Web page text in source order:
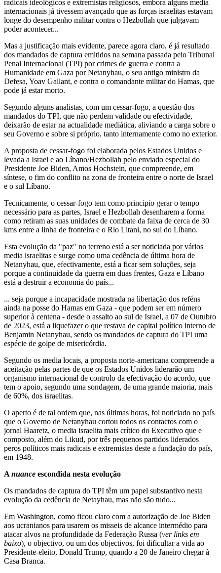
radicais ideológicos e extremistas religiosos, embora alguns media
internacionais já tivessem avançado que as forças israelitas estavam
longe do desempenho militar contra o Hezbollah que julgavam
poder acontecer...
Mas a justificação mais evidente, parece agora claro, é já resultado
dos mandados de captura emitidos na semana passada pelo Tribunal
Penal Internacional (TPI) por crimes de guerra e contra a
Humanidade em Gaza por Netanyhau, o seu antigo ministro da
Defesa, Yoav Gallant, e contra o comandante militar do Hamas, que
pode já estar morto.
Segundo alguns analistas, com um cessar-fogo, a questão dos
mandados do TPI, que não perdem validade ou efectividade,
deixarão de estar na actualidade mediática, aliviando a carga sobre o
seu Governo e sobre si próprio, tanto internamente como no exterior.
A proposta de cessar-fogo foi elaborada pelos Estados Unidos e
levada a Israel e ao Líbano/Hezbollah pelo enviado especial do
Presidente Joe Biden, Amos Hochstein, que compreende, em
síntese, o fim do conflito na zona de fronteira entre o norte de Israel
e o sul Líbano.
Tecnicamente, o cessar-fogo tem como princípio gerar o tempo
necessário para as partes, Israel e Hezbollah desenharem a forma
como retiram as suas unidades de combate da faixa de cerca de 30
kms entre a linha de fronteira e o Rio Litani, no sul do Líbano.
Esta evolução da "paz" no terreno está a ser noticiada por vários
media israelitas e surge como uma cedência de última hora de
Netanyhau, que, efectivamente, está a ficar sem soluções, seja
porque a continuidade da guerra em duas frentes, Gaza e Líbano
está a destruir a economia do país...
... seja porque a incapacidade mostrada na libertação dos reféns
ainda na posse do Hamas em Gaza - que podem ser em número
superior à centena - desde o assalto ao sul de Israel, a 07 de Outubro
de 2023, está a liquefazer o que restava de capital político interno de
Benjamin Netanyhau, sendo os mandados de captura do TPI uma
espécie de golpe de misericórdia.
Segundo os media locais, a proposta norte-americana compreende a
aceitação pelas partes de que os Estados Unidos liderarão um
organismo internacional de controlo da efectivação do acordo, que
tem o apoio, segundo uma sondagem, de uma grande maioria, mais
de 60%, dos israelitas.
O aperto é de tal ordem que, nas últimas horas, foi noticiado no país
que o Governo de Netanyhau cortou todos os contactos com o
jornal Haaretz, o media israelita mais crítico do Executivo que e
composto, além do Likud, por três pequenos partidos liderados
peros políticos mais radicais e extremistas deste a fundação do país,
em 1948.
A nuance escondida nesta evolução
Os mandados de captura do TPI têm um papel substantivo nesta
evolução da cedência de Netayhau, mas não são tudo...
Em Washington, como ficou claro com a autorização de Joe Biden
aos ucranianos para usarem os misseis de alcance intermédio para
atacar alvos na profundidade da Federação Russa (ver links em
baixo), o objectivo, ou um dos objectivos, foi dificultar a vida ao
Presidente-eleito, Donald Trump, quando a 20 de Janeiro chegar à
Casa Branca.